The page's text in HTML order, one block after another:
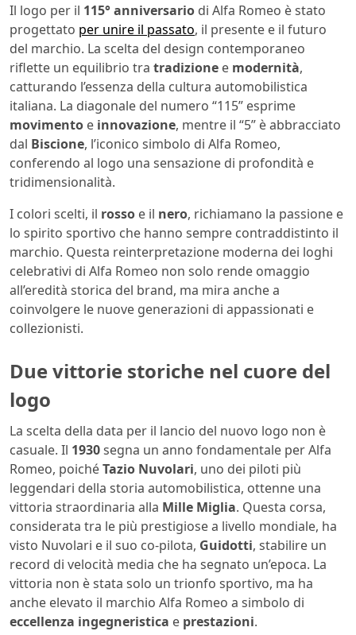
Il logo per il 115° anniversario di Alfa Romeo è stato
progettato per unire il passato, il presente e il futuro
del marchio. La scelta del design contemporaneo
riflette un equilibrio tra tradizione e modernità,
catturando l’essenza della cultura automobilistica
italiana. La diagonale del numero “115” esprime
movimento e innovazione, mentre il “5” è abbracciato
dal Biscione, l’iconico simbolo di Alfa Romeo,
conferendo al logo una sensazione di profondità e
tridimensionalità.
I colori scelti, il rosso e il nero, richiamano la passione e
lo spirito sportivo che hanno sempre contraddistinto il
marchio. Questa reinterpretazione moderna dei loghi
celebrativi di Alfa Romeo non solo rende omaggio
all’eredità storica del brand, ma mira anche a
coinvolgere le nuove generazioni di appassionati e
collezionisti.
Due vittorie storiche nel cuore del
logo
La scelta della data per il lancio del nuovo logo non è
casuale. Il 1930segna un anno fondamentale per Alfa
Romeo, poichéTazio Nuvolari, uno dei piloti più
leggendari della storia automobilistica, ottenne una
vittoria straordinaria alla Mille Miglia. Questa corsa,
considerata tra le più prestigiose a livello mondiale, ha
visto Nuvolari e il suo co-pilota, Guidotti, stabilire un
record di velocità media che ha segnato un’epoca. La
vittoria non è stata solo un trionfo sportivo, ma ha
anche elevato il marchio Alfa Romeo a simbolo di
eccellenza ingegneristica e prestazioni.